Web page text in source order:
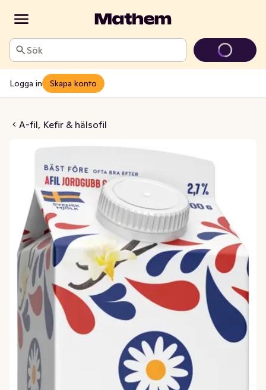
Sök
Logga in Skapa konto
A-fil, Kefir & hälsofil
& Vanilj 3%